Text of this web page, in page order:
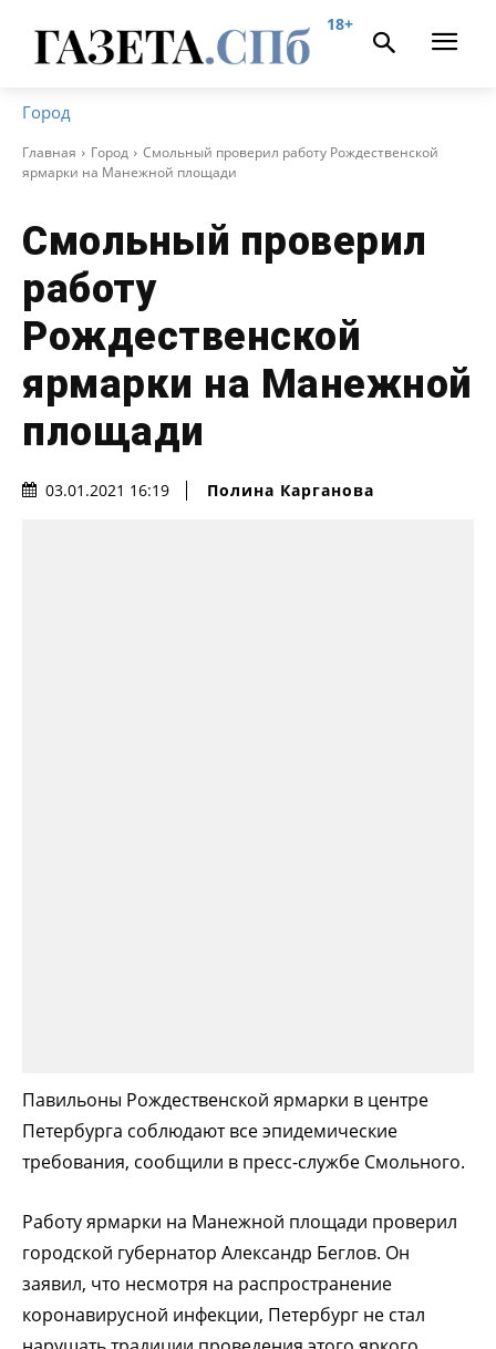
18+
Город
Главная Город
Смольный проверил работу Рождественской
ярмарки на Манежной площади
Смольный проверил
работу
Рождественской
ярмарки на Манежной
площади
03.01.2021 16:19 Полина Карганова
Павильоны Рождественской ярмарки в центре
Петербурга соблюдают все эпидемические
требования, сообщили в пресс-службе Смольного.
Работу ярмарки на Манежной площади проверил
городской губернатор Александр Беглов. Он
заявил, что несмотря на распространение
коронавирусной инфекции, Петербург не стал